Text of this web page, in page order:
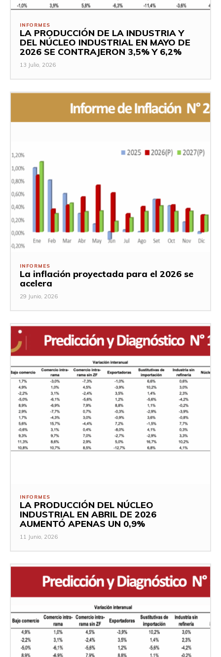
INFORMES
LA PRODUCCIÓN DE LA INDUSTRIA Y
DEL NÚCLEO INDUSTRIAL EN MAYO DE
2026 SE CONTRAJERON 3,5% Y 6,2%
13 Julio, 2026
INFORMES
La inflación proyectada para el 2026 se
acelera
29 Junio, 2026
INFORMES
LA PRODUCCIÓN DEL NÚCLEO
INDUSTRIAL EN ABRIL DE 2026
AUMENTÓ APENAS UN 0,9%
11 Junio, 2026